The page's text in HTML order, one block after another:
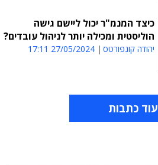
כיצד המנמ"ר יכול ליישם גישה
הוליסטית ומכילה יותר לניהול עובדים?
יהודה קונפורטס 27/05/2024 17:11
עוד כתבות